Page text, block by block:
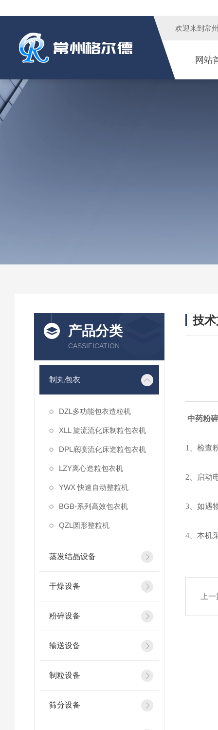
欢迎来到 常
网站
产品分类
CASSIFICATION
制丸包衣
DZL多功能包衣造粒机
XLL 旋流流化床制粒包衣机
DPL底喷流化床造粒包衣机
LZY离心造粒包衣机
YWX 快速自动整粒机
BGB-系列高效包衣机
QZL圆形整粒机
蒸发结晶设备
干燥设备
粉碎设备
输送设备
制粒设备
筛分设备
技
中药粉
1、检查
2、启动
3、如遇
4、本机
上